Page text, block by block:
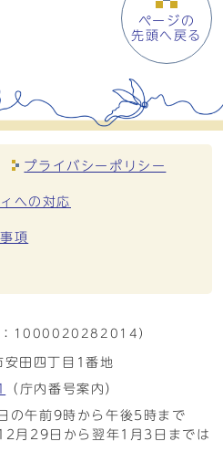
ページの
先頭へ戻る
プライバシーポリシー
への対応
項
1000020282014）
田四丁目1番地
（庁内番号案内）
の午前9時から午後5時まで
月29日から翌年1月3日までは